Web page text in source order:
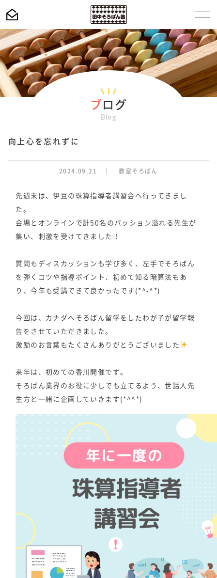
ブ ログ
Blog
向上心を忘れずに
2024.09.21 教室そろばん
先週末は、伊豆の珠算指導者講習会へ行ってきまし
た。
会場とオンラインで計50名のパッション溢れる先生が
集い、刺激を受けてきました！
質問もディスカッションも学び多く、左手でそろばん
を弾くコツや指導ポイント、初めて知る暗算法もあ
り、今年も受講できて良かったです(*^-^*)
今回は、カナダへそろばん留学をしたわが子が留学報
告をさせていただきました。
激励のお言葉もたくさんありがとうございました
来年は、初めての香川開催です。
そろばん業界のお役に少しでも立てるよう、世話人先
生方と一緒に企画していきます(*^^*)